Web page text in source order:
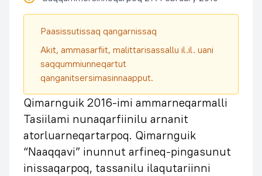
Paasissutissaq qangarnissaq
Akit, ammasarfiit, malittarisassallu il.il. uani
saqqummiunneqartut
qanganitsersimasinnaapput.
Qimarnguik 2016-imi ammarneqarmalli
Tasiilami nunaqarfiinilu arnanit
atorluarneqartarpoq. Qimarnguik
“Naaqqavi” inunnut arfineq-pingasunut
inissaqarpoq, tassanilu ilaqutariinni